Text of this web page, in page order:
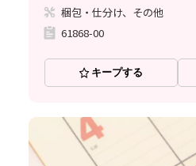
梱包・仕分け、その他
61868-00
キープする